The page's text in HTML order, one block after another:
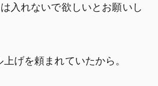
入れないで欲しいとお願いし
げを頼まれていたから。